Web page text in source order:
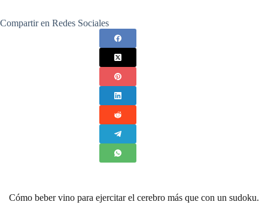
Compartir en Redes Sociales
Cómo beber vino para ejercitar el cerebro más que con un sudoku.